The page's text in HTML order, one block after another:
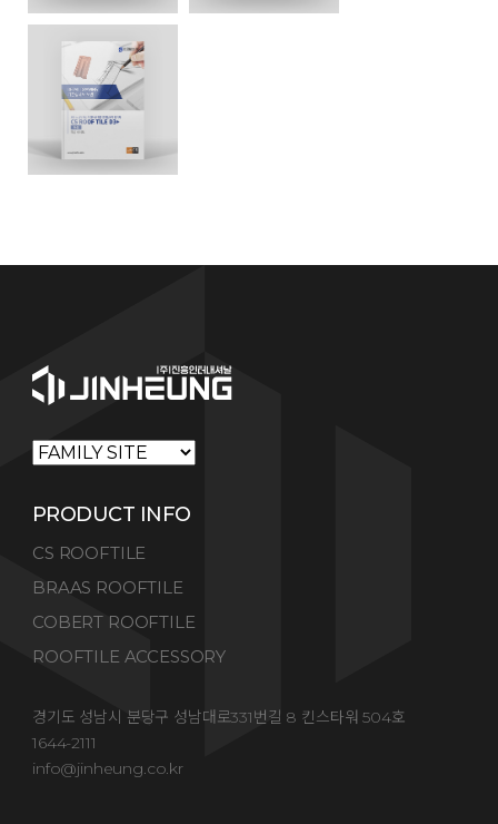
PRODUCT INFO
CS ROOFTILE
BRAAS ROOFTILE
COBERT ROOFTILE
ROOFTILE ACCESSORY
경기도 성남시 분당구 성남대로331번길 8 킨스타워 504호
1644-2111
info@jinheung.co.kr